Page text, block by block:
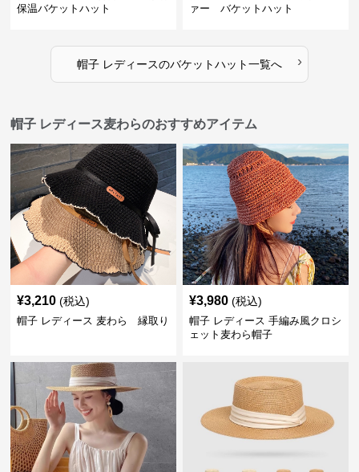
保温バケットハット
ァー バケットハット
帽子 レディースのバケットハット一覧へ ›
帽子 レディース麦わらのおすすめアイテム
¥3,210 (税込)
帽子 レディース 麦わら 縁取り
¥3,980 (税込)
帽子 レディース 手編み風クロシ
ェット麦わら帽子